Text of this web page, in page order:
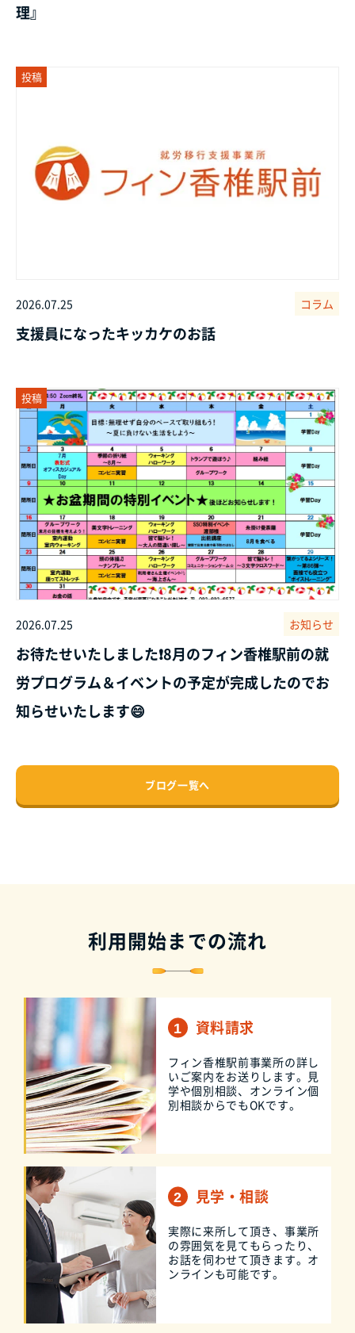
理』
投稿
2026.07.25 コラム
支援員になったキッカケのお話
投稿
2026.07.25 お知らせ
お待たせいたしました❗8月のフィン香椎駅前の就
労プログラム＆イベントの予定が完成したのでお
知らせいたします😄
ブログ一覧へ
利用開始までの流れ
資料請求
フィン香椎駅前事業所の詳し
いご案内をお送りします。見
学や個別相談、オンライン個
別相談からでもOKです。
見学・相談
実際に来所して頂き、事業所
の雰囲気を見てもらったり、
お話を伺わせて頂きます。オ
ンラインも可能です。